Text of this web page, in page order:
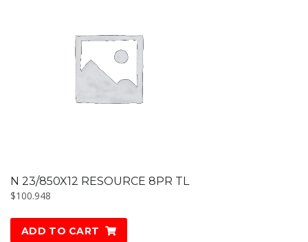
N 23/850X12 RESOURCE 8PR TL
$100.948
ADD TO CART